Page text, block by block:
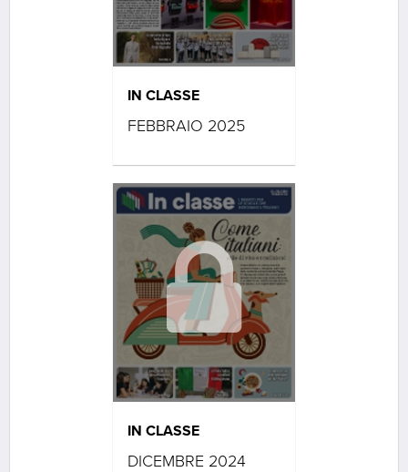
IN CLASSE
FEBBRAIO 2025
IN CLASSE
DICEMBRE 2024